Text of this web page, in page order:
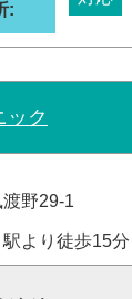
:
ック
野29-1
より徒歩15分